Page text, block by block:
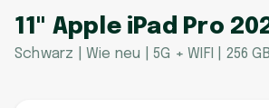
11" Apple iPad Pro
Schwarz | Wie neu | 5G + WIFI | 256 GB